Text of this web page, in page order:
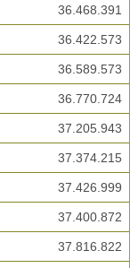
36.468.391
36.422.573
36.589.573
36.770.724
37.205.943
37.374.215
37.426.999
37.400.872
37.816.822